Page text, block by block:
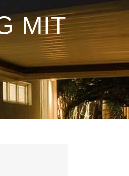
MIT